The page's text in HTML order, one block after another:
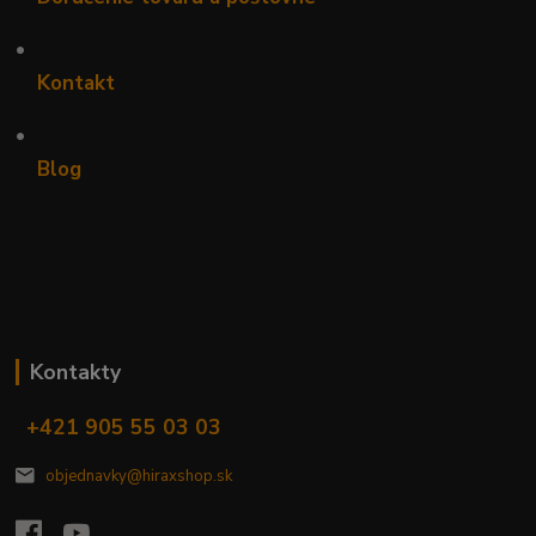
•
Kontakt
•
Blog
Kontakty
+421 905 55 03 03
objednavky@hiraxshop.sk